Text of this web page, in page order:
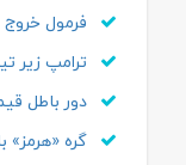
فرمول
ترامپ زیر
دور باطل
گره «هرمز»